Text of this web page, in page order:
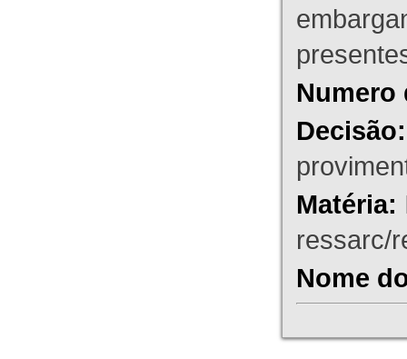
Numero
Decisão:
Matéria:
ressarc/
Nome